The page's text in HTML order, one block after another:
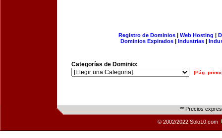
Registro de Dominios| Web Hosting |
Dominios Expirados | Industrias |
Categorías de Dominio:
[Pág.
** Precios
© 2002/2022 Solo10.com